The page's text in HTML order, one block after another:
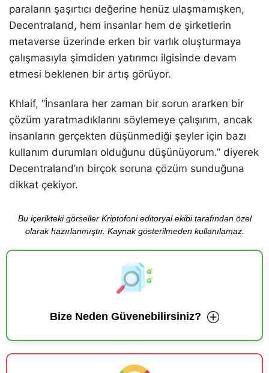
paraların şaşırtıcı değerine henüz ulaşmamışken,
Decentraland, hem insanlar hem de şirketlerin
metaverse üzerinde erken bir varlık oluşturmaya
çalışmasıyla şimdiden yatırımcı ilgisinde devam
etmesi beklenen bir artış görüyor.
Khlaif, “İnsanlara her zaman bir sorun ararken bir
çözüm yaratmadıklarını söylemeye çalışırım, ancak
insanların gerçekten düşünmediği şeyler için bazı
kullanım durumları olduğunu düşünüyorum.” diyerek
Decentraland’ın birçok soruna çözüm sunduğuna
dikkat çekiyor.
Bu içerikteki görseller Kriptofoni editoryal ekibi tarafından özel
olarak hazırlanmıştır. Kaynak gösterilmeden kullanılamaz.
Bize Neden Güvenebilirsiniz?